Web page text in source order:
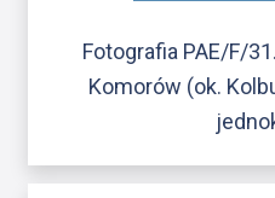
Fotografia PAE/F/
Komorów (ok.